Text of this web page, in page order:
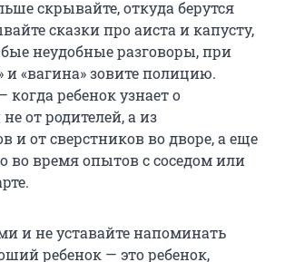
скрывайте, откуда берутся
сказки про аиста и капусту,
неудобные разговоры, при
и «вагина» зовите полицию.
ребенок узнает о
от родителей, а из
и от сверстников во дворе, а еще
во время опытов с соседом или
и не уставайте напоминать
ребенок — это ребенок,